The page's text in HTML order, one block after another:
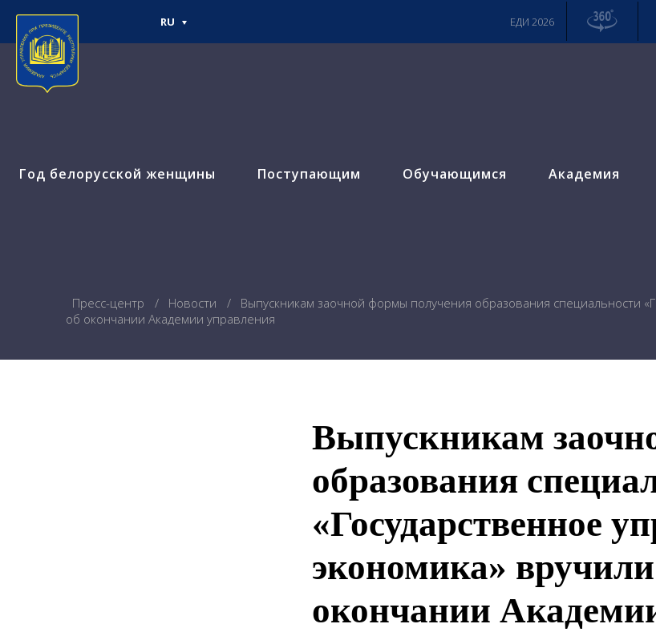
Год белорусской женщины Поступающим Обучающимся Академия
RU ЕДИ 2026
Пресс-центр Новости
Выпускникам заочной формы получения образования специальности
об окончании Академии управления
Выпускникам
образования
«Государственное
экономика»
окончании